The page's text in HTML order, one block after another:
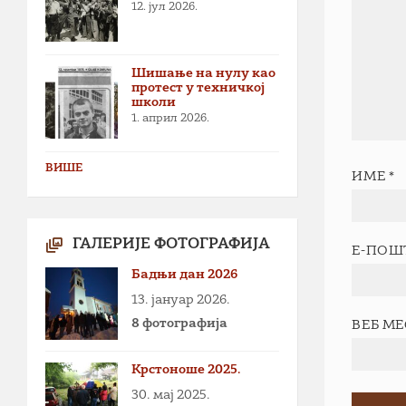
ИМЕ *
Е-
ВЕБ
12. јул 2026.
Шишање на нулу као
протест у техничкој
школи
1. април 2026.
ВИШЕ
ГАЛЕРИЈЕ ФОТОГРАФИЈА
Бадњи дан 2026
13. јануар 2026.
8 фотографија
Крстоноше 2025.
30. мај 2025.